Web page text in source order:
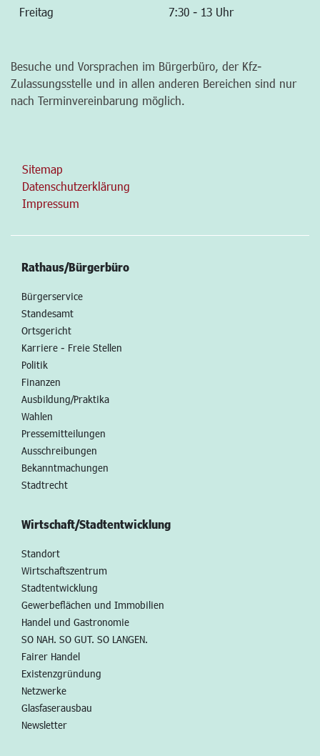
Freitag 7:30 - 13 Uhr
Besuche und Vorsprachen im Bürgerbüro, der Kfz-
Zulassungsstelle und in allen anderen Bereichen sind nur
nach Terminvereinbarung möglich.
Sitemap
Datenschutzerklärung
Impressum
Rathaus/Bürgerbüro
Bürgerservice
Standesamt
Ortsgericht
Karriere - Freie Stellen
Politik
Finanzen
Ausbildung/Praktika
Wahlen
Pressemitteilungen
Ausschreibungen
Bekanntmachungen
Stadtrecht
Wirtschaft/Stadtentwicklung
Standort
Wirtschaftszentrum
Stadtentwicklung
Gewerbeflächen und Immobilien
Handel und Gastronomie
SO NAH. SO GUT. SO LANGEN.
Fairer Handel
Existenzgründung
Netzwerke
Glasfaserausbau
Newsletter